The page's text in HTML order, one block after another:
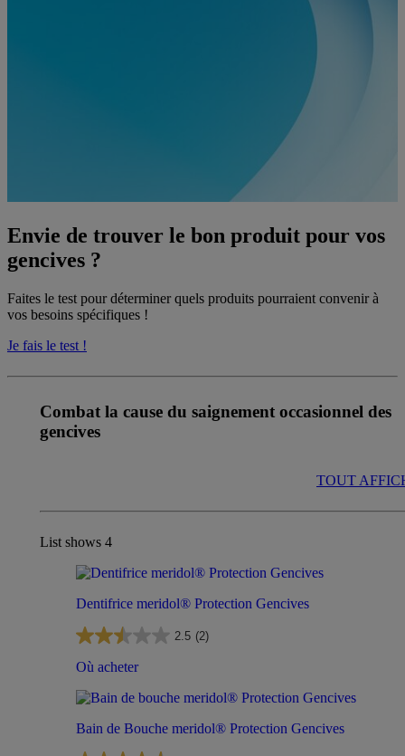
Envie de trouver le bon produit pour vos
gencives ?
Faites le test pour déterminer quels produits pourraient convenir à
vos besoins spécifiques !
Je fais le test !
Combat la cause du saignement occasionnel des
gencives
TOUT
List shows 4
Dentifrice meridol® Protection Gencives
2.5 (2)
Où acheter
Bain de Bouche meridol® Protection Gencives